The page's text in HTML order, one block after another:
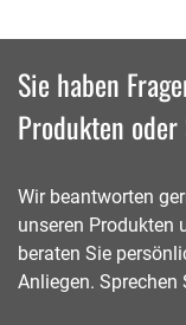
Sie haben
Produkten
Wir beantworten
unseren Produkten
beraten Sie
Anliegen.